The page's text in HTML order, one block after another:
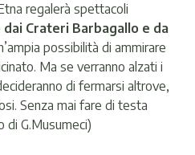
regalerà spettacoli
dai Crateri Barbagallo e da
possibilità di ammirare
Ma se verranno alzati i
di fermarsi altrove,
Senza mai fare di testa
G.Musumeci)